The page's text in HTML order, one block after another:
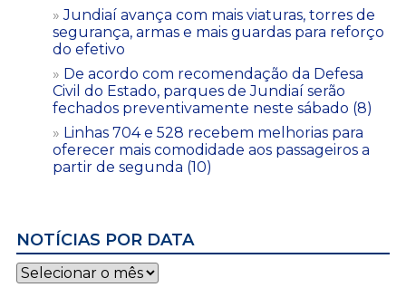
Jundiaí avança com mais viaturas, torres de
segurança, armas e mais guardas para reforço
do efetivo
De acordo com recomendação da Defesa
Civil do Estado, parques de Jundiaí serão
fechados preventivamente neste sábado (8)
Linhas 704 e 528 recebem melhorias para
oferecer mais comodidade aos passageiros a
partir de segunda (10)
NOTÍCIAS POR DATA
Notícias
por